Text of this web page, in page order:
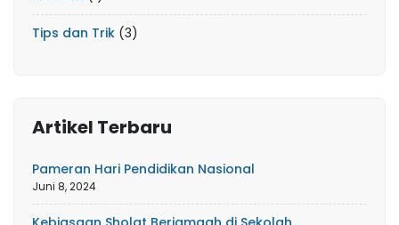
Tips dan Trik (3)
Artikel Terbaru
Pameran Hari Pendidikan Nasional
Juni 8, 2024